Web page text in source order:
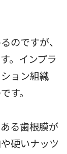
のですが、
。インプラ
ョン組織
す。
る歯根膜が
硬いナッツ